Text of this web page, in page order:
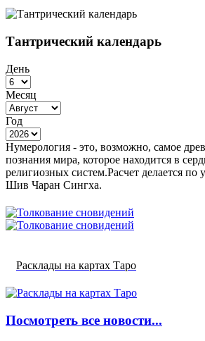
Тантрический календарь
День
Месяц
Год
Нумерология - это, возможно, самое
познания мира, которое находится в
религиозных систем.Расчет делается
Шив Чаран Сингха.
Расклады на картах Таро
Посмотреть все новости...